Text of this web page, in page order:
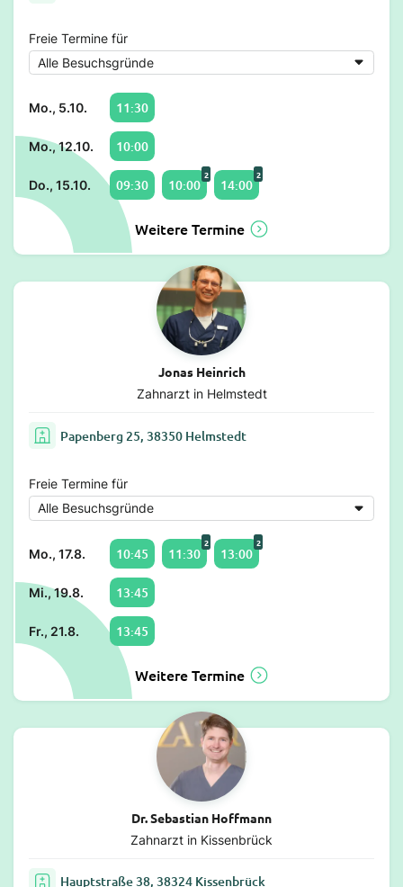
Freie Termine für
Mo., 5.10. 11:30
Mo., 12.10. 10:00
Do., 15.10. 09:30 10:00
2
14:00
2
Weitere Termine
Jonas Heinrich
Zahnarzt in Helmstedt
Papenberg 25, 38350 Helmstedt
Freie Termine für
Mo., 17.8. 10:45 11:30
2
13:00
2
Mi., 19.8. 13:45
Fr., 21.8. 13:45
Weitere Termine
Dr. Sebastian Hoffmann
Zahnarzt in Kissenbrück
Hauptstraße 38, 38324 Kissenbrück